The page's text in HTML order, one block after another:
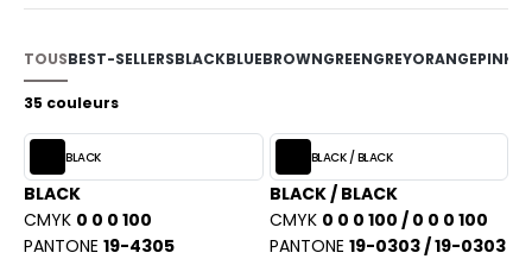
VETEMENTS
SHIRT
- BLANKS
COOL
TOUSBEST-SELLERSBLACKBLUEBROWNGREENGREYORANGEPINK
35 couleurs
BLACK
BLACK
CMYK 0 0 0 100
PANTONE 19-4305
BLACK / BLACK
BLACK / BLACK
CMYK 0 0 0 100 / 0 0 0 100
PANTONE 19-0303 / 19-0303